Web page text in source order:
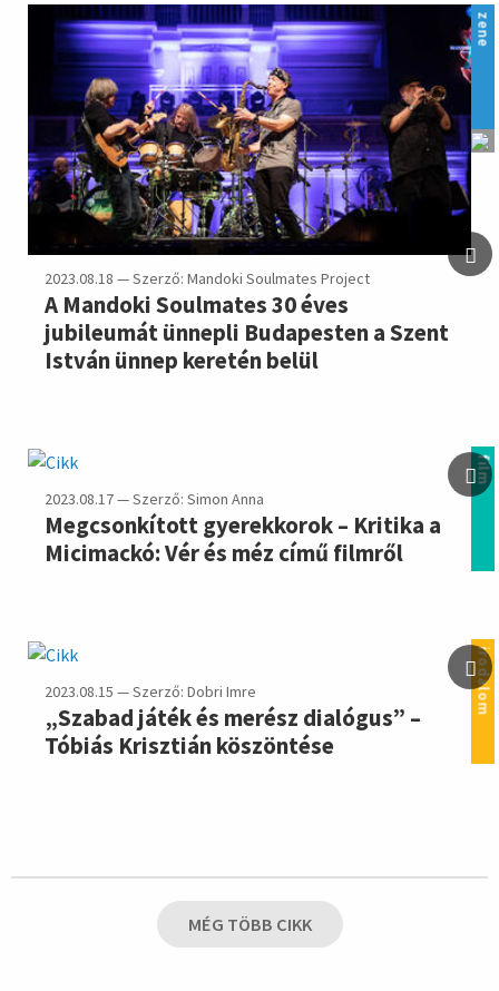
zene
2023.08.18 — Szerző: Mandoki Soulmates Project
A Mandoki Soulmates 30 éves
jubileumát ünnepli Budapesten a Szent
István ünnep keretén belül
film
2023.08.17 — Szerző: Simon Anna
Megcsonkított gyerekkorok – Kritika a
Micimackó: Vér és méz című filmről
irodalom
2023.08.15 — Szerző: Dobri Imre
„Szabad játék és merész dialógus” –
Tóbiás Krisztián köszöntése
MÉG TÖBB CIKK